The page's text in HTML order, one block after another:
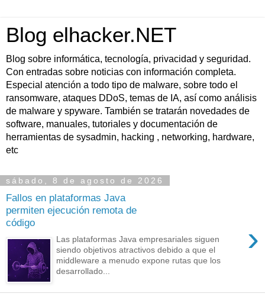
Blog elhacker.NET
Blog sobre informática, tecnología, privacidad y seguridad.
Con entradas sobre noticias con información completa.
Especial atención a todo tipo de malware, sobre todo el
ransomware, ataques DDoS, temas de IA, así como análisis
de malware y spyware. También se tratarán novedades de
software, manuales, tutoriales y documentación de
herramientas de sysadmin, hacking , networking, hardware,
etc
sábado, 8 de agosto de 2026
Fallos en plataformas Java
permiten ejecución remota de
código
›
Las plataformas Java empresariales siguen
siendo objetivos atractivos debido a que el
middleware a menudo expone rutas que los
desarrollado...